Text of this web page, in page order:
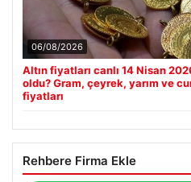
06/08/2026
Altın fiyatları canlı 14 Nisan
oldu? Gram, çeyrek, yarım ve
fiyatları
Rehbere Firma Ekle